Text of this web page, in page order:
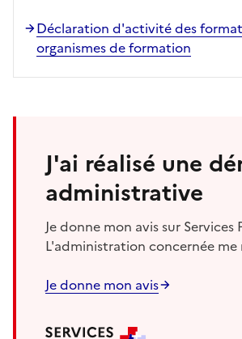
Déclaration d'activité des
organismes de formation
J'ai réalisé une
administrative
Je donne mon avis sur Services
L'administration concernée me
Je donne mon avis